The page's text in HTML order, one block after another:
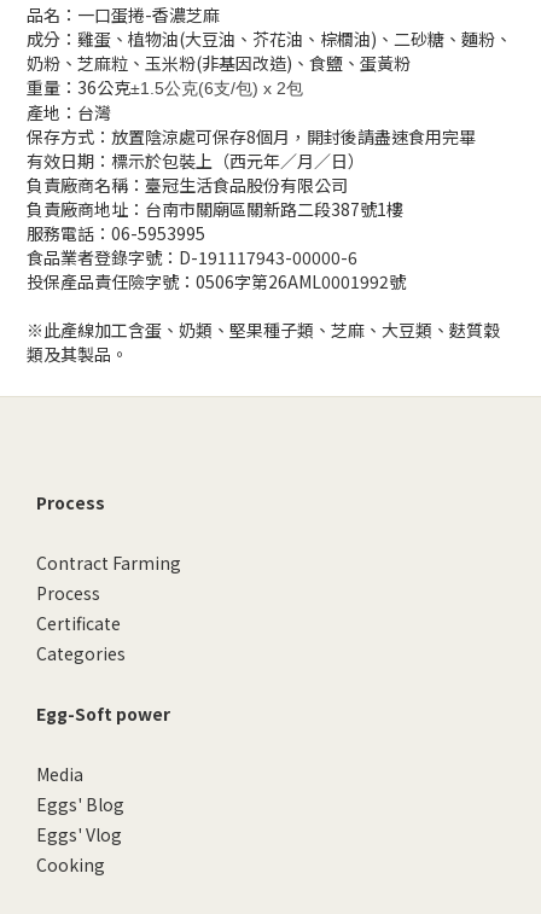
品名：一口蛋捲-香濃芝麻
成分：雞蛋、植物油(大豆油、芥花油、棕櫚油)、二砂糖、麵粉、
奶粉、芝麻粒、玉米粉(非基因改造)、食鹽、蛋黃粉
重量：36公克±1.5公克(6支/包) x 2包
產地：台灣
保存方式：放置陰涼處可保存8個月，開封後請盡速食用完畢
有效日期：標示於包裝上（西元年／月／日）
負責廠商名稱：臺冠生活食品股份有限公司
負責廠商地址：台南市關廟區關新路二段387號1樓
服務電話：06-5953995
食品業者登錄字號：D-191117943-00000-6
投保產品責任險字號：0506字第26AML0001992號
※此產線加工含蛋、奶類、堅果種子類、芝麻、大豆類、麩質穀
類及其製品。
Process
Contract Farming
Process
Certificate
Categories
Egg-Soft power
Media
Eggs' Blog
Eggs' Vlog
Cooking